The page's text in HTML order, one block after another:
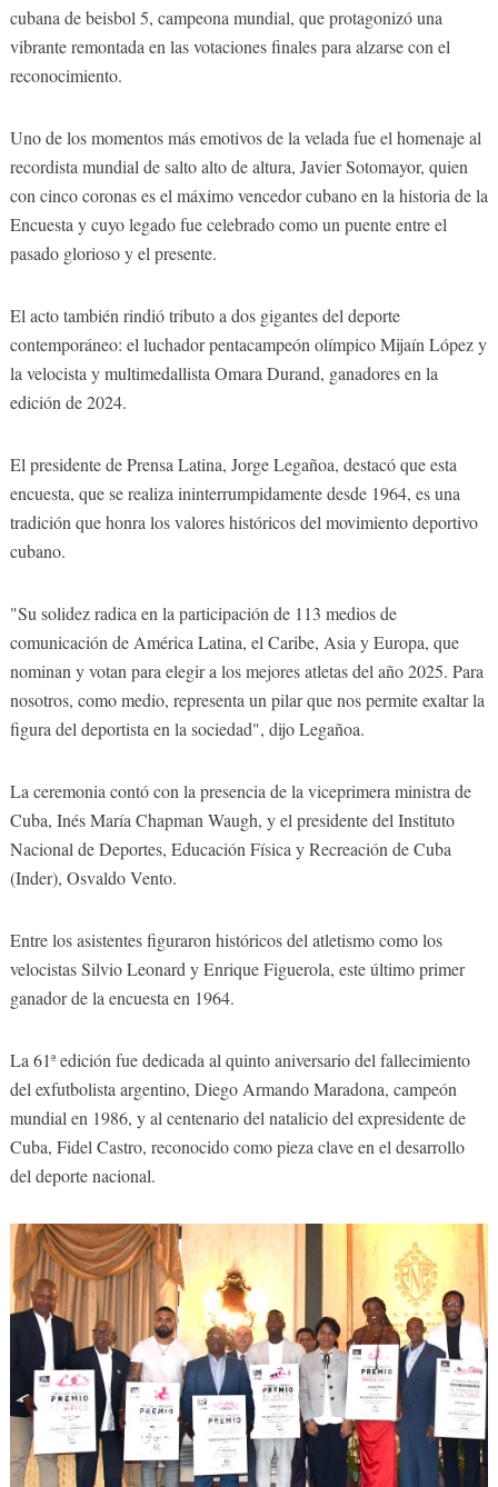
cubana de beisbol 5, campeona mundial, que protagonizó una
vibrante remontada en las votaciones finales para alzarse con el
reconocimiento.
Uno de los momentos más emotivos de la velada fue el homenaje al
recordista mundial de salto alto de altura, Javier Sotomayor, quien
con cinco coronas es el máximo vencedor cubano en la historia de la
Encuesta y cuyo legado fue celebrado como un puente entre el
pasado glorioso y el presente.
El acto también rindió tributo a dos gigantes del deporte
contemporáneo: el luchador pentacampeón olímpico Mijaín López y
la velocista y multimedallista Omara Durand, ganadores en la
edición de 2024.
El presidente de Prensa Latina, Jorge Legañoa, destacó que esta
encuesta, que se realiza ininterrumpidamente desde 1964, es una
tradición que honra los valores históricos del movimiento deportivo
cubano.
"Su solidez radica en la participación de 113 medios de
comunicación de América Latina, el Caribe, Asia y Europa, que
nominan y votan para elegir a los mejores atletas del año 2025. Para
nosotros, como medio, representa un pilar que nos permite exaltar la
figura del deportista en la sociedad", dijo Legañoa.
La ceremonia contó con la presencia de la viceprimera ministra de
Cuba, Inés María Chapman Waugh, y el presidente del Instituto
Nacional de Deportes, Educación Física y Recreación de Cuba
(Inder), Osvaldo Vento.
Entre los asistentes figuraron históricos del atletismo como los
velocistas Silvio Leonard y Enrique Figuerola, este último primer
ganador de la encuesta en 1964.
La 61ª edición fue dedicada al quinto aniversario del fallecimiento
del exfutbolista argentino, Diego Armando Maradona, campeón
mundial en 1986, y al centenario del natalicio del expresidente de
Cuba, Fidel Castro, reconocido como pieza clave en el desarrollo
del deporte nacional.